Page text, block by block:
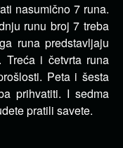
nasumično 7 runa.
runu broj 7 treba
runa predstavljaju
Treća i četvrta runa
Peta i šesta
prihvatiti. I sedma
pratili savete.